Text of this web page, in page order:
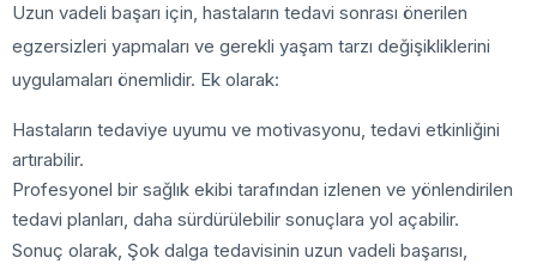
Uzun vadeli başarı için, hastaların tedavi sonrası önerilen
egzersizleri yapmaları ve gerekli yaşam tarzı değişikliklerini
uygulamaları önemlidir. Ek olarak:
Hastaların tedaviye uyumu ve motivasyonu, tedavi etkinliğini
artırabilir.
Profesyonel bir sağlık ekibi tarafından izlenen ve yönlendirilen
tedavi planları, daha sürdürülebilir sonuçlara yol açabilir.
Sonuç olarak, Şok dalga tedavisinin uzun vadeli başarısı,